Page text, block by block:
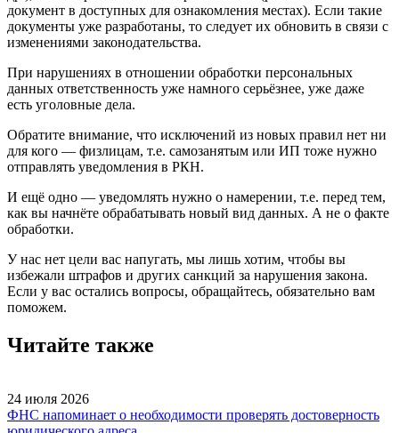
документ в доступных для ознакомления местах). Если такие
документы уже разработаны, то следует их обновить в связи с
изменениями законодательства.
При нарушениях в отношении обработки персональных
данных ответственность уже намного серьёзнее, уже даже
есть уголовные дела.
Обратите внимание, что исключений из новых правил нет ни
для кого — физлицам, т.е. самозанятым или ИП тоже нужно
отправлять уведомления в РКН.
И ещё одно — уведомлять нужно о намерении, т.е. перед тем,
как вы начнёте обрабатывать новый вид данных. А не о факте
обработки.
У нас нет цели вас напугать, мы лишь хотим, чтобы вы
избежали штрафов и других санкций за нарушения закона.
Если у вас остались вопросы, обращайтесь, обязательно вам
поможем.
Читайте также
24 июля 2026
ФНС напоминает о необходимости проверять достоверность